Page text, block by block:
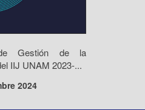
Gestión de la
IIJ UNAM 2023-...
2024